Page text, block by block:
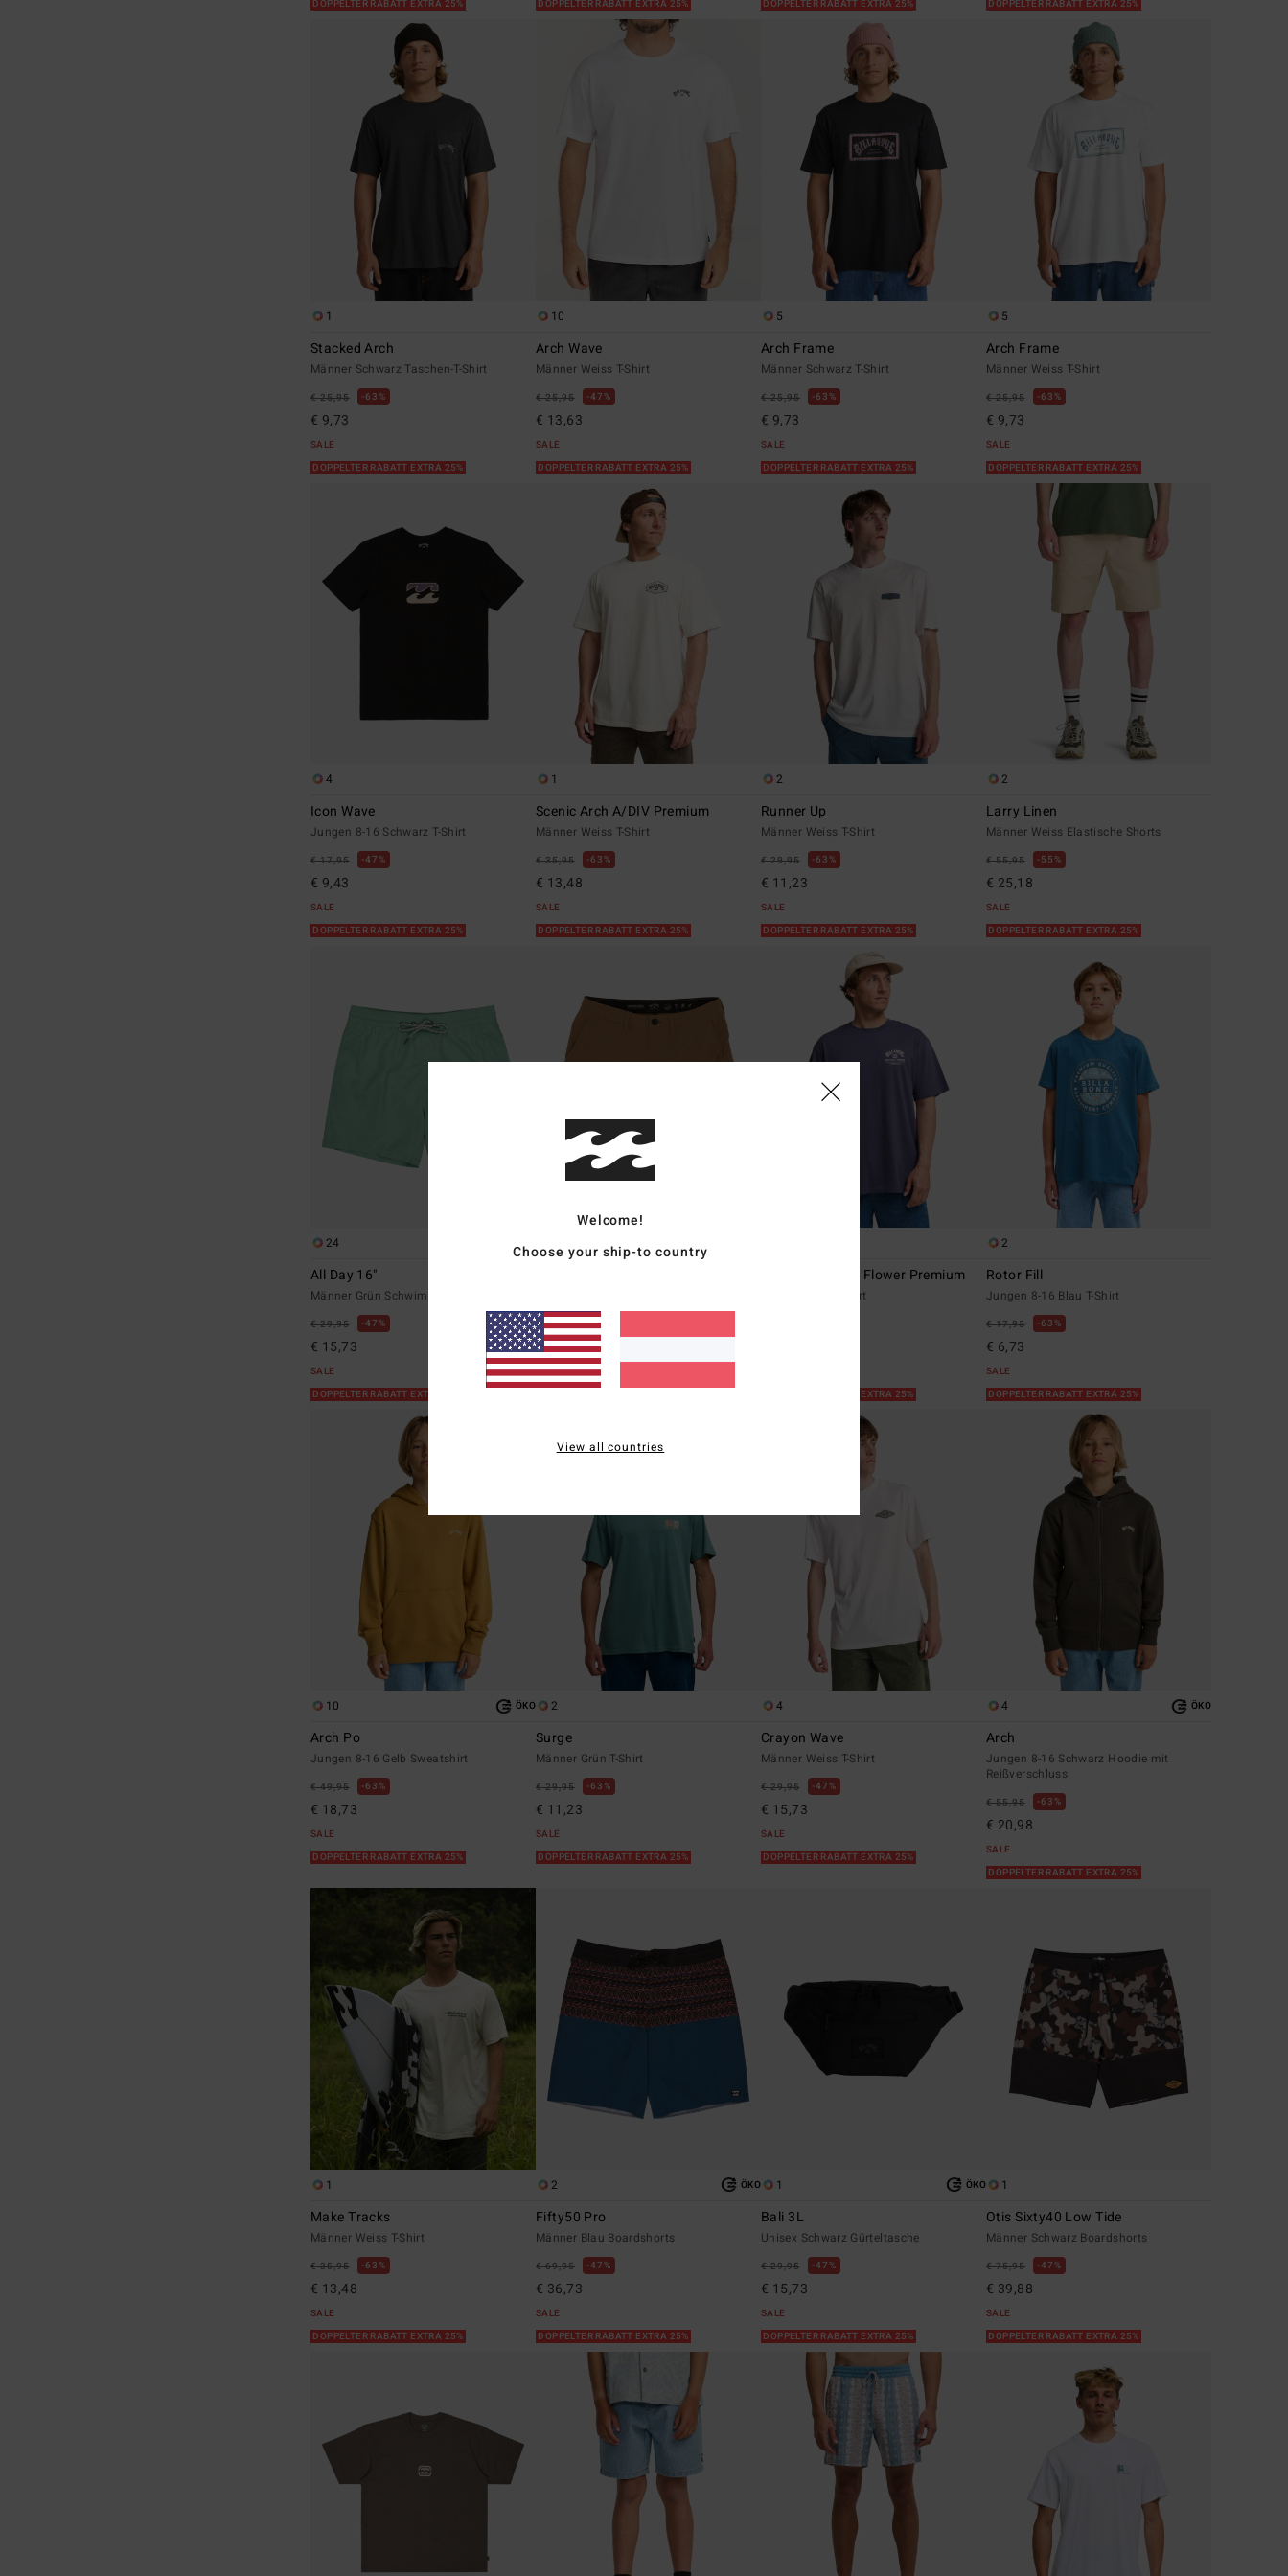
DOPPELTER RABATT EXTRA 25%
DOPPELTER RABATT EXTRA 25%
DOPPELTER RABATT EXTRA 25%
DOPPELTER RABATT EXTRA 25%
1
Stacked Arch
Männer Schwarz Taschen-T-Shirt
€ 25,95 63%
€ 9,73
SALE
DOPPELTER RABATT EXTRA 25%
10
Arch Wave
Männer Weiss T-Shirt
€ 25,95 47%
€ 13,63
SALE
DOPPELTER RABATT EXTRA 25%
5
Arch Frame
Männer Schwarz T-Shirt
€ 25,95 63%
€ 9,73
SALE
DOPPELTER RABATT EXTRA 25%
5
Arch Frame
Männer Weiss T-Shirt
€ 25,95 63%
€ 9,73
SALE
DOPPELTER RABATT EXTRA 25%
4
Icon Wave
Jungen 8-16 Schwarz T-Shirt
€ 17,95 47%
€ 9,43
SALE
DOPPELTER RABATT EXTRA 25%
1
Scenic Arch A/DIV Premium
Männer Weiss T-Shirt
€ 35,95 63%
€ 13,48
SALE
DOPPELTER RABATT EXTRA 25%
2
Runner Up
Männer Weiss T-Shirt
€ 29,95 63%
€ 11,23
SALE
DOPPELTER RABATT EXTRA 25%
2
Larry Linen
Männer Weiss Elastische Shorts
€ 55,95 55%
€ 25,18
SALE
DOPPELTER RABATT EXTRA 25%
24 ÖKO
All Day 16"
Männer Grün Schwimmshorts
€ 29,95 47%
€ 15,73
SALE
DOPPELTER RABATT EXTRA 25%
€ 65,95 55%
€ 29,68
SALE
Russell Spencer Flower Premium
Männer Blau T-Shirt
DOPPELTER RABATT EXTRA 25%
2
Rotor Fill
Jungen 8-16 Blau T-Shirt
€ 17,95 63%
€ 6,73
SALE
DOPPELTER RABATT EXTRA 25%
10 ÖKO
Arch Po
Jungen 8-16 Gelb Sweatshirt
€ 49,95 63%
€ 18,73
SALE
DOPPELTER RABATT EXTRA 25%
2
Surge
Männer Grün T-Shirt
€ 29,95 63%
€ 11,23
SALE
DOPPELTER RABATT EXTRA 25%
4
Crayon Wave
Männer Weiss T-Shirt
€ 29,95 47%
€ 15,73
SALE
DOPPELTER RABATT EXTRA 25%
4 ÖKO
Arch
Jungen 8-16 Schwarz Hoodie mit
Reißverschluss
€ 55,95 63%
€ 20,98
SALE
DOPPELTER RABATT EXTRA 25%
1
Make Tracks
Männer Weiss T-Shirt
€ 35,95 63%
€ 13,48
SALE
DOPPELTER RABATT EXTRA 25%
2 ÖKO
Fifty50 Pro
Männer Blau Boardshorts
€ 69,95 47%
€ 36,73
SALE
DOPPELTER RABATT EXTRA 25%
1 ÖKO
Bali 3L
Unisex Schwarz Gürteltasche
€ 29,95 47%
€ 15,73
SALE
DOPPELTER RABATT EXTRA 25%
1
Otis Sixty40 Low Tide
Männer Schwarz Boardshorts
€ 75,95 47%
€ 39,88
SALE
DOPPELTER RABATT EXTRA 25%
Welcome!
Choose your ship-to country
View all countries